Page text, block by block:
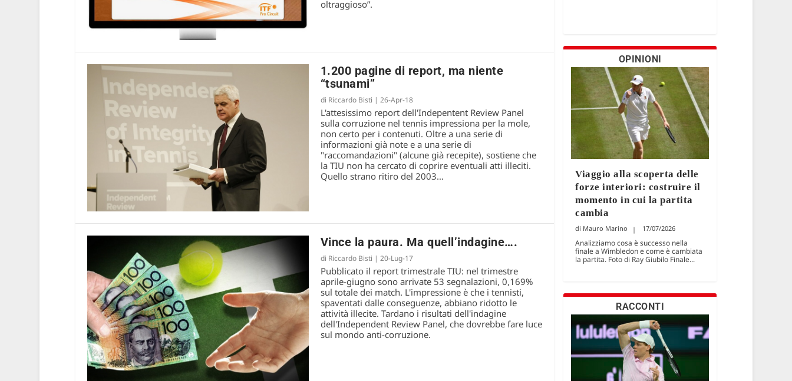
Scoop: l’indagine su Yevgeny Kafelnikov
Riccardo Bisti 03-Mag-18
oltraggioso”.
1.200 pagine di report, ma niente
“tsunami”
di Riccardo Bisti | 26-Apr-18
L'attesissimo report dell'Indepentent Review Panel
sulla corruzione nel tennis impressiona per la mole,
non certo per i contenuti. Oltre a una serie di
informazioni già note e a una serie di
"raccomandazioni" (alcune già recepite), sostiene che
la TIU non ha cercato di coprire eventuali atti illeciti.
Quello strano ritiro del 2003…
Vince la paura. Ma quell’indagine….
di Riccardo Bisti | 20-Lug-17
Pubblicato il report trimestrale TIU: nel trimestre
aprile-giugno sono arrivate 53 segnalazioni, 0,169%
sul totale dei match. L'impressione è che i tennisti,
spaventati dalle conseguenze, abbiano ridotto le
attività illecite. Tardano i risultati dell'indagine
dell'Independent Review Panel, che dovrebbe fare luce
sul mondo anti-corruzione.
OPINIONI
Viaggio alla scoperta delle
forze interiori: costruire il
momento in cui la partita
cambia
Mauro Marino 17/07/2026
Analizziamo cosa è successo nella
finale a Wimbledon e come è cambiata
la partita. Foto di Ray Giubilo Finale...
RACCONTI